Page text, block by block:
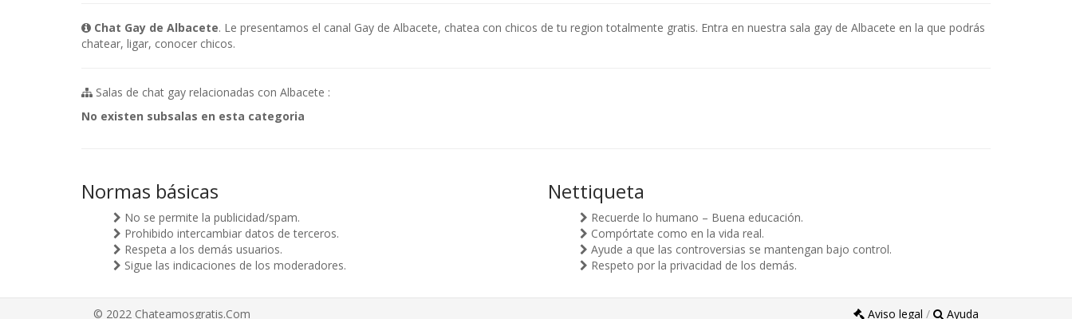
Chat Gay de Albacete. Le presentamos el canal Gay de Albacete, chatea con chicos de tu region totalmente gratis. Entra en nuestra sala gay de Albacete en la que podrás
chatear, ligar, conocer chicos.
Salas de chat gay relacionadas con Albacete :
No existen subsalas en esta categoria
Normas básicas
No se permite la publicidad/spam.
Prohibido intercambiar datos de terceros.
Respeta a los demás usuarios.
Sigue las indicaciones de los moderadores.
Nettiqueta
Recuerde lo humano – Buena educación.
Compórtate como en la vida real.
Ayude a que las controversias se mantengan bajo control.
Respeto por la privacidad de los demás.
© 2022 Chateamosgratis.Com Aviso legal / Ayuda